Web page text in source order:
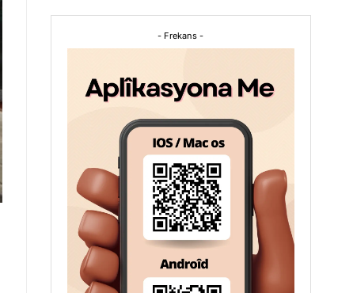
- Frekans -